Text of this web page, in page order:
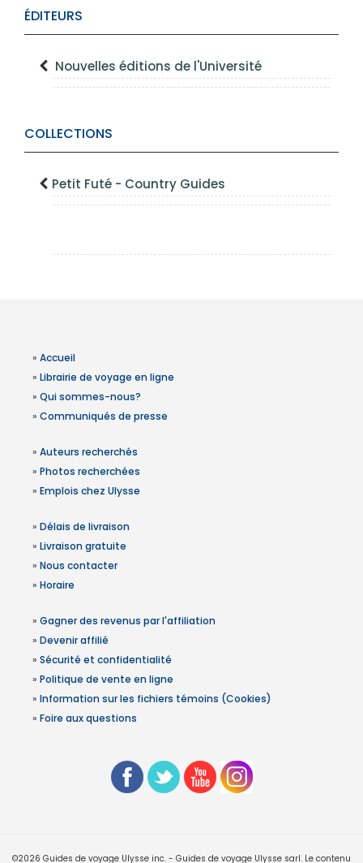
ÉDITEURS
Nouvelles éditions de l'Université
COLLECTIONS
Petit Futé - Country Guides
» Accueil
» Librairie de voyage en ligne
» Qui sommes-nous?
» Communiqués de presse
» Auteurs recherchés
» Photos recherchées
» Emplois chez Ulysse
» Délais de livraison
» Livraison gratuite
» Nous contacter
» Horaire
» Gagner des revenus par l'affiliation
» Devenir affilié
» Sécurité et confidentialité
» Politique de vente en ligne
» Information sur les fichiers témoins (Cookies)
» Foire aux questions
©2026 Guides de voyage Ulysse inc. - Guides de voyage Ulysse sarl. Le contenu